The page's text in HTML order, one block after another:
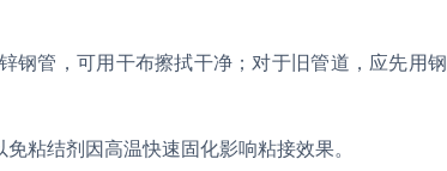
钢管，可用干布擦拭干净；对于旧管道，应先用钢
粘结剂因高温快速固化影响粘接效果。